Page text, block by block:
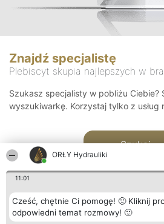
ORŁY Hydrauliki
11:01
Cześć, chętnie Ci pomogę! 🙂 Kliknij
odpowiedni temat rozmowy! 🙂
Znajdź specjalistę
Plebiscyt skupia najlepszych w
Szukasz specjalisty w pobliżu Ciebie?
wyszukiwarkę. Korzystaj tylko z usług
Szukaj